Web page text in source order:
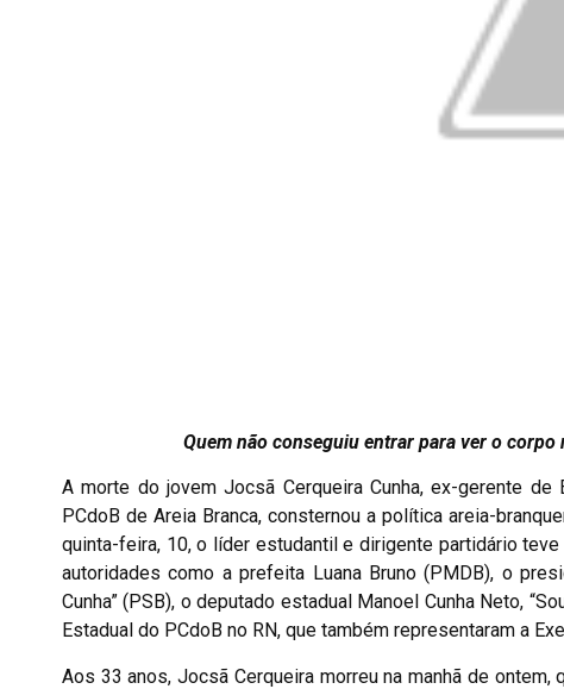
Quem não conseguiu entrar para ver o
A morte do jovem Jocsã Cerqueira Cunha, ex-gerente
PCdoB de Areia Branca, consternou a política areia-
quinta-feira, 10, o líder estudantil e dirigente partidário
autoridades como a prefeita Luana Bruno (PMDB), o
Cunha” (PSB), o deputado estadual Manoel Cunha Neto,
Estadual do PCdoB no RN, que também representaram a
Aos 33 anos, Jocsã Cerqueira morreu na manhã de